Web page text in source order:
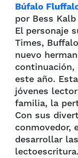
Búfalo
por Bess Kalb
El personaje
Times,
nuevo
continuación,
este año.
jóvenes
familia, la
Con sus
conmovedor,
desarrollar
lectoescritura.